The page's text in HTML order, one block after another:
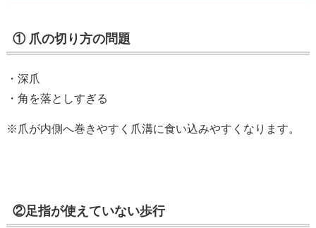
① 爪の切り方の問題
・深爪
・角を落としすぎる
※爪が内側へ巻きやすく爪溝に食い込みやすくなります。
②足指が使えていない歩行